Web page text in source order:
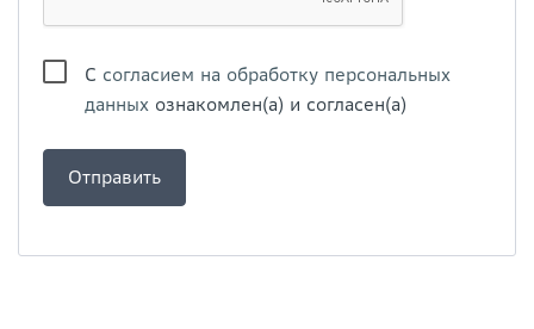
С согласием на обработку персональных
данных ознакомлен(а) и согласен(а)